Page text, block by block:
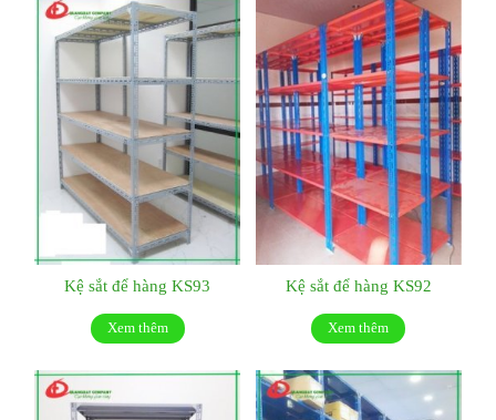
Kệ sắt để hàng KS93
Xem thêm
Kệ sắt để hàng KS92
Xem thêm